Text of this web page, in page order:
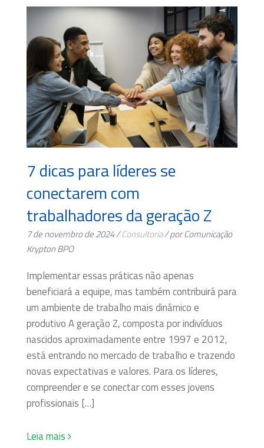
7 dicas para líderes se
conectarem com
trabalhadores da geração Z
7 de novembro de 2024 /Consultoria/ por Comunicação
Krypton BPO
Implementar essas práticas não apenas
beneficiará a equipe, mas também contribuirá para
um ambiente de trabalho mais dinâmico e
produtivo A geração Z, composta por indivíduos
nascidos aproximadamente entre 1997 e 2012,
está entrando no mercado de trabalho e trazendo
novas expectativas e valores. Para os líderes,
compreender e se conectar com esses jovens
profissionais […]
Leia mais